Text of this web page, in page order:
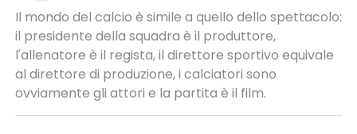
Il mondo del calcio è simile a quello dello spettacolo:
il presidente della squadra è il produttore,
l'allenatore è il regista, il direttore sportivo equivale
al direttore di produzione, i calciatori sono
ovviamente gli attori e la partita è il film.